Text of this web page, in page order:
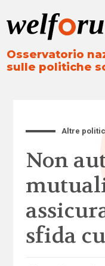
Osservatorio
sulle politiche
Altre
Non
sfida